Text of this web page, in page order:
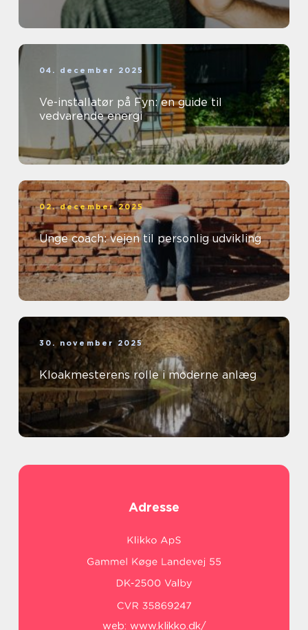
04. december 2025
Ve-installatør på Fyn: en guide til
vedvarende energi
02. december 2025
Unge coach: vejen til personlig udvikling
30. november 2025
Kloakmesterens rolle i moderne anlæg
Adresse
web: www.klikko.dk/